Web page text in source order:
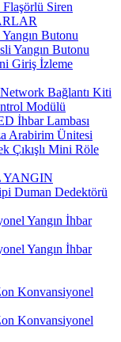
Siren
Butonu
Yangın Butonu
Giriş İzleme
Bağlantı Kiti
Modülü
İhbar Lambası
Arabirim Ünitesi
Çıkışlı Mini Röle
YANGIN
Duman Dedektörü
Yangın İhbar
Yangın İhbar
Konvansiyonel
Konvansiyonel